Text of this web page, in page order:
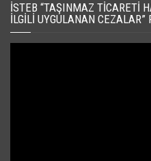
İSTEB “TAŞINMAZ TICARETI
İLGILI UYGULANAN